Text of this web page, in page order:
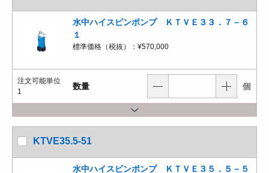
水中ハイスピンポンプ ＫＴＶＥ３３．７－６
１
標準価格（税抜）： ¥570,000
注文可能単位
1
数量 個
KTVE35.5-51
水中ハイスピンポンプ ＫＴＶＥ３５．５－５